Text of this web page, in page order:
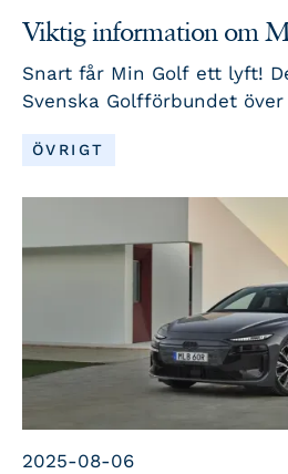
Viktig information om
Snart får Min Golf ett lyft!
Svenska Golfförbundet
saker för att allt ska
ÖVRIGT
LÄS MER
2025-08-06